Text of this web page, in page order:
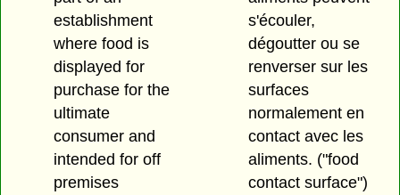
establishment
where food is
displayed for
purchase for the
ultimate
consumer and
intended for off
premises
s'écouler,
dégoutter ou se
renverser sur les
surfaces
normalement en
contact avec les
aliments. ("food
contact surface")